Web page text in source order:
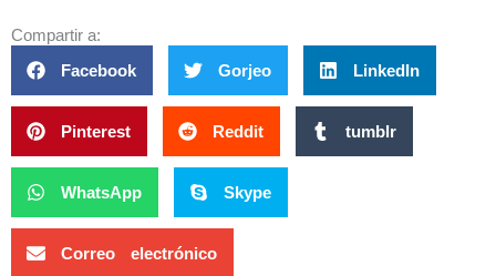
Compartir a:
Facebook Gorjeo LinkedIn
Pinterest Reddit tumblr
WhatsApp Skype
Correo electrónico